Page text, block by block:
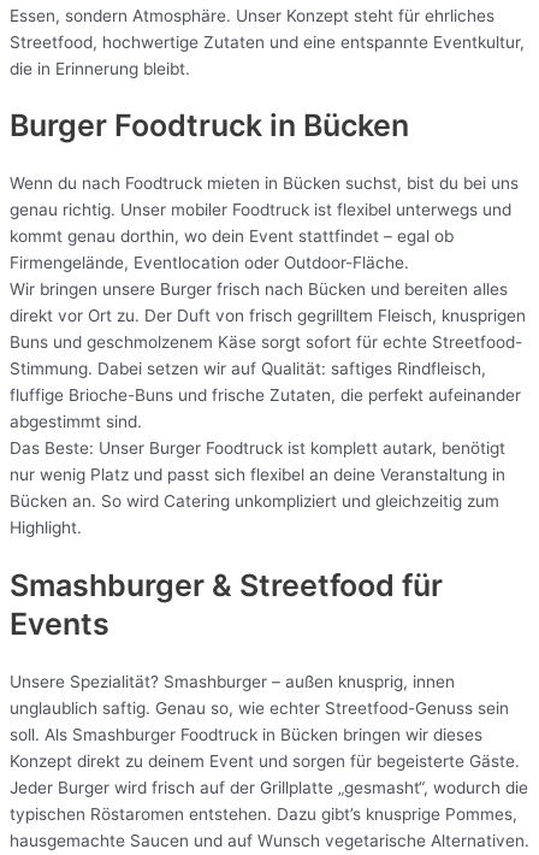
Essen, sondern Atmosphäre. Unser Konzept steht für ehrliches
Streetfood, hochwertige Zutaten und eine entspannte Eventkultur,
die in Erinnerung bleibt.
Burger Foodtruck in Bücken
Wenn du nach Foodtruck mieten in Bücken suchst, bist du bei uns
genau richtig. Unser mobiler Foodtruck ist flexibel unterwegs und
kommt genau dorthin, wo dein Event stattfindet – egal ob
Firmengelände, Eventlocation oder Outdoor-Fläche.
Wir bringen unsere Burger frisch nach Bücken und bereiten alles
direkt vor Ort zu. Der Duft von frisch gegrilltem Fleisch, knusprigen
Buns und geschmolzenem Käse sorgt sofort für echte Streetfood-
Stimmung. Dabei setzen wir auf Qualität: saftiges Rindfleisch,
fluffige Brioche-Buns und frische Zutaten, die perfekt aufeinander
abgestimmt sind.
Das Beste: Unser Burger Foodtruck ist komplett autark, benötigt
nur wenig Platz und passt sich flexibel an deine Veranstaltung in
Bücken an. So wird Catering unkompliziert und gleichzeitig zum
Highlight.
Smashburger & Streetfood für
Events
Unsere Spezialität? Smashburger – außen knusprig, innen
unglaublich saftig. Genau so, wie echter Streetfood-Genuss sein
soll. Als Smashburger Foodtruck in Bücken bringen wir dieses
Konzept direkt zu deinem Event und sorgen für begeisterte Gäste.
Jeder Burger wird frisch auf der Grillplatte „gesmasht“, wodurch die
typischen Röstaromen entstehen. Dazu gibt’s knusprige Pommes,
hausgemachte Saucen und auf Wunsch vegetarische Alternativen.